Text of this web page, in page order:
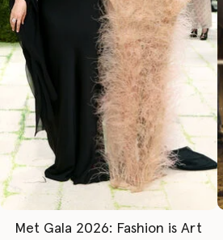
Met Gala 2026: Fashion is Art